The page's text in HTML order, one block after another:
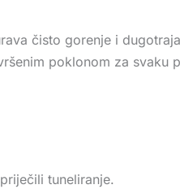
čisto gorenje i
poklonom za svaku
tuneliranje.